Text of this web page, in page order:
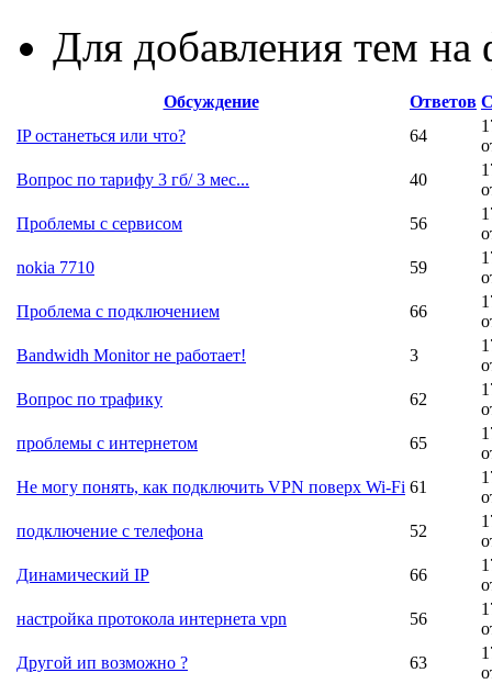
Для добавления тем
Обсуждение Ответов
IP останеться или что?
64
Вопрос по тарифу 3 гб/ 3 мес...
40
Проблемы с сервисом
56
nokia 7710
59
Проблема с подключением
66
Bandwidh Monitor не работает!
3
Вопрос по трафику
62
проблемы с интернетом
65
Не могу понять, как подключить VPN поверх Wi-Fi 61
подключение с телефона
52
Динамический IP
66
настройка протокола интернета vpn
56
Другой ип возможно ?
63